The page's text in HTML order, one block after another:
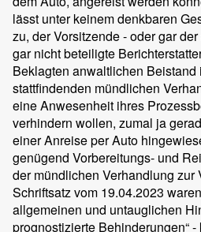
lässt unter keinem denkbaren
zu, der Vorsitzende - oder gar
gar nicht beteiligte
Beklagten anwaltlichen Beistand
stattfindenden mündlichen
eine Anwesenheit ihres
verhindern wollen, zumal ja
einer Anreise per Auto
genügend Vorbereitungs- und
der mündlichen Verhandlung zur
Schriftsatz vom 19.04.2023
allgemeinen und untauglichen
prognostizierte Behinderungen“